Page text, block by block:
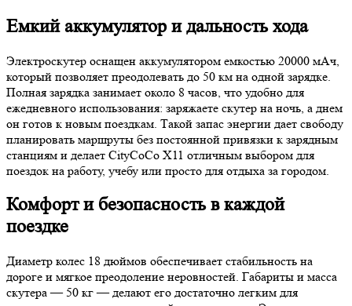
Емкий аккумулятор и дальность хода
Электроскутер оснащен аккумулятором емкостью 20000 мАч,
который позволяет преодолевать до 50 км на одной зарядке.
Полная зарядка занимает около 8 часов, что удобно для
ежедневного использования: заряжаете скутер на ночь, а днем
он готов к новым поездкам. Такой запас энергии дает свободу
планировать маршруты без постоянной привязки к зарядным
станциям и делает CityCoCo X11 отличным выбором для
поездок на работу, учебу или просто для отдыха за городом.
Комфорт и безопасность в каждой
поездке
Диаметр колес 18 дюймов обеспечивает стабильность на
дороге и мягкое преодоление неровностей. Габариты и масса
скутера — 50 кг — делают его достаточно легким для